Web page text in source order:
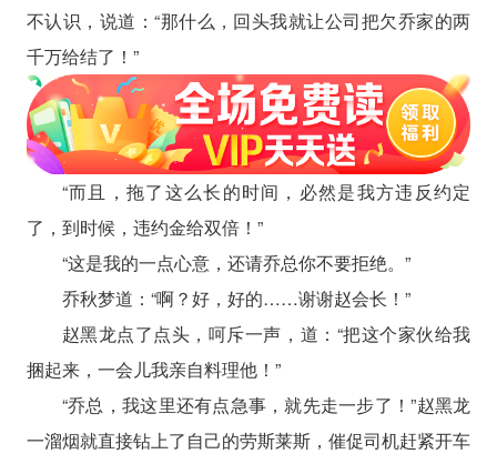
不认识，说道：“那什么，回头我就让公司把欠乔家的两
千万给结了！”
“而且，拖了这么长的时间，必然是我方违反约定
了，到时候，违约金给双倍！”
“这是我的一点心意，还请乔总你不要拒绝。”
乔秋梦道：“啊？好，好的……谢谢赵会长！”
赵黑龙点了点头，呵斥一声，道：“把这个家伙给我
捆起来，一会儿我亲自料理他！”
“乔总，我这里还有点急事，就先走一步了！”赵黑龙
一溜烟就直接钻上了自己的劳斯莱斯，催促司机赶紧开车